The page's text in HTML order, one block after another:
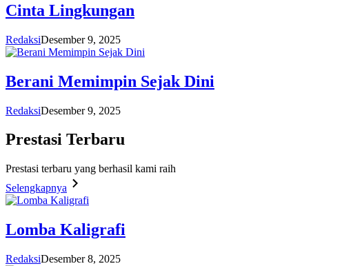
Cinta Lingkungan
RedaksiDesember 9, 2025
Berani Memimpin Sejak Dini
RedaksiDesember 9, 2025
Prestasi Terbaru
Prestasi terbaru yang berhasil kami raih
Selengkapnya
Lomba Kaligrafi
RedaksiDesember 8, 2025